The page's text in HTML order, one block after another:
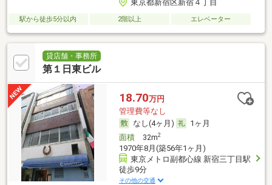
東京都新宿区新宿４丁目
駅から徒歩5分以内 2階以上 エレベーター
貸店舗・事務所
第１日東ビル
18.70万円
管理費等なし
なし(4ヶ月)
1ヶ月
面積32m2
1970年8月(築56年1ヶ月)
東京メトロ副都心線 新宿三丁目駅
徒歩9分
その他の交通